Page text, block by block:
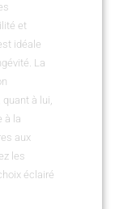
et
idéale
La
à lui,
à la
aux
les
éclairé